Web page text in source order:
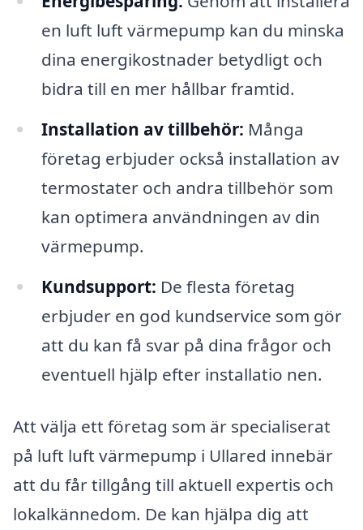
en luft luft värmepump kan du minska
dina energikostnader betydligt och
bidra till en mer hållbar framtid.
Installation av tillbehör: Många
företag erbjuder också installation av
termostater och andra tillbehör som
kan optimera användningen av din
värmepump.
Kundsupport: De flesta företag
erbjuder en god kundservice som gör
att du kan få svar på dina frågor och
eventuell hjälp efter installatio nen.
Att välja ett företag som är specialiserat
på luft luft värmepump i Ullared innebär
att du får tillgång till aktuell expertis och
lokalkännedom. De kan hjälpa dig att